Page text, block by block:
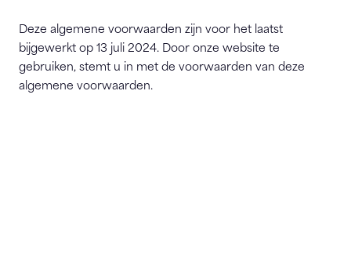
Deze algemene voorwaarden zijn voor het laatst
bijgewerkt op 13 juli 2024. Door onze website te
gebruiken, stemt u in met de voorwaarden van deze
algemene voorwaarden.